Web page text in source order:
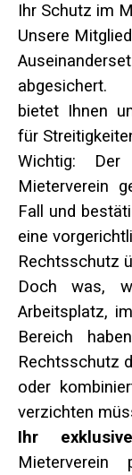
Ihr Schutz im
Unsere
abgesichert.
bietet Ihnen
für
Wichtig:
Mieterverein
Fall und
eine
Rechtsschutz
Doch was,
Arbeitsplatz,
Bereich
Rechtsschutz
oder
verzichten
Ihr
Mieterverein